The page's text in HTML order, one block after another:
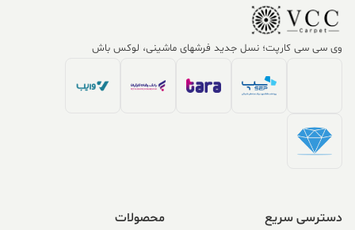
وی سی سی کارپت؛ نسل جدید فرشهای ماشینی، لوکس باش
دسترسی سریع محصولات